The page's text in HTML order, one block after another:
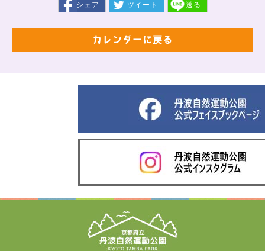
シェア ツイート 送る
カレンダーに戻る